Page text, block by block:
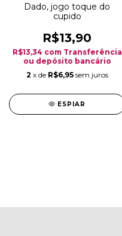
Dado, jogo toque do
cupido
R$13,90
R$13,34 com Transferência
ou depósito bancário
2 x de R$6,95 sem juros
ESPIAR